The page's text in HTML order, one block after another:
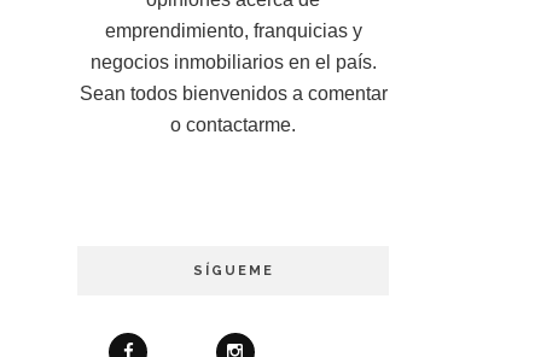
emprendimiento, franquicias y
negocios inmobiliarios en el país.
Sean todos bienvenidos a comentar
o contactarme.
SÍGUEME